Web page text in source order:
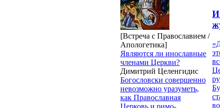
[Встреча с Православием /
Апологетика]
Являются ли инославные
членами Церкви?
Димитрий Целенгидис
Богословски совершенно
невозможно уразуметь,
как Православная
Церковь и римо-